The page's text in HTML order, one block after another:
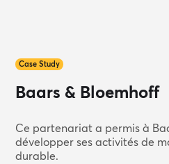
Case Study
Baars & Bloemhoff
Ce partenariat a permis à
développer ses activités de
durable.